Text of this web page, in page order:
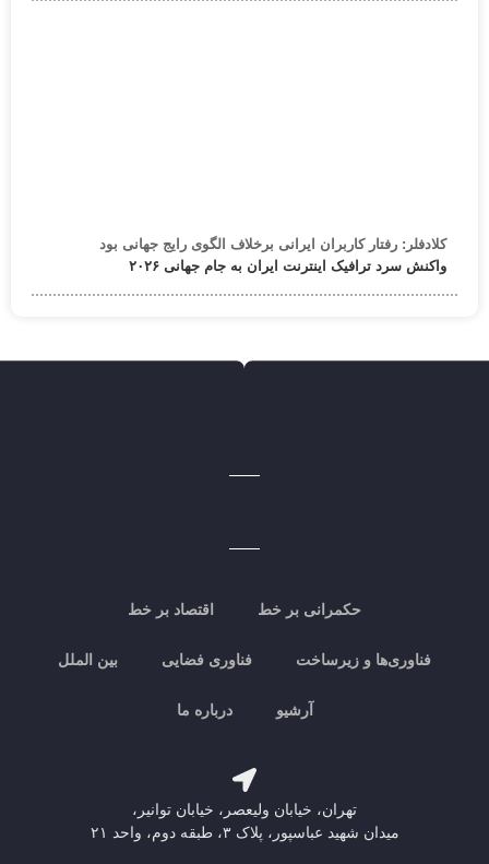
کلادفلر: رفتار کاربران ایرانی برخلاف الگوی رایج جهانی بود
واکنش سرد ترافیک اینترنت ایران به جام جهانی ۲۰۲۶
حکمرانی بر خط اقتصاد بر خط
فناوری‌ها و زیرساخت فناوری فضایی بین الملل
آرشیو درباره ما
تهران، خیابان ولیعصر، خیابان توانیر،
میدان شهید عباسپور، پلاک ۳، طبقه دوم، واحد ۲۱